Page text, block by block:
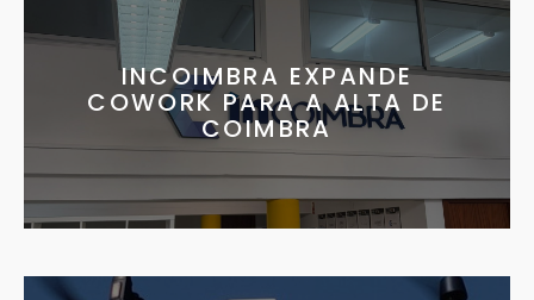
INCOIMBRA EXPANDE
COWORK PARA A ALTA DE
COIMBRA